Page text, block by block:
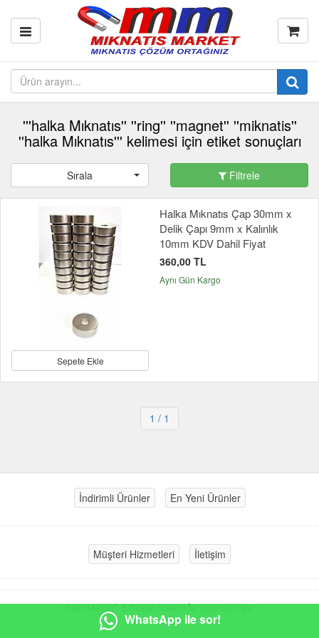
'''halka Mıknatıs'' ''ring'' ''magnet'' ''miknatis''
''halka Mıknatıs''' kelimesi için etiket sonuçları
Sırala Filtrele
Sepete Ekle
Halka Mıknatıs Çap 30mm x
Delik Çapı 9mm x Kalınlık
10mm KDV Dahil Fiyat
360,00 TL
Aynı Gün Kargo
1 / 1
İndirimli Ürünler En Yeni Ürünler
Müşteri Hizmetleri İletişim
PlatinMarket®E-Ticaret Sistemiİle Hazırlanmıştır.
WhatsApp ile sor!